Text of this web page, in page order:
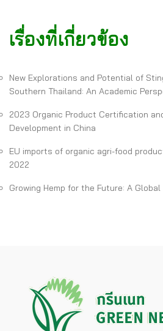
เรื่องที่เกี่ยวข้อง
New Explorations and Potential of
Southern Thailand: An Academic
2023 Organic Product Certification
Development in China
EU imports of organic agri-food
2022
Growing Hemp for the Future: A Global